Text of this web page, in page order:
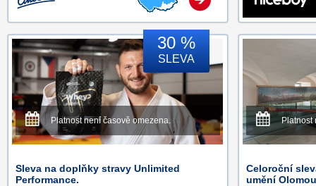
30 %
SLEVA
Platnost není časově omezena.
Sleva na doplňky stravy Unlimited
Performance.
Platnost
Celoroční
umění